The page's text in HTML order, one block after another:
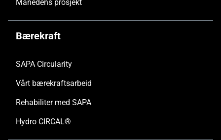
Månedens prosjekt
Bærekraft
SAPA Circularity
Vårt bærekraftsarbeid
Rehabiliter med SAPA
Hydro CIRCAL®